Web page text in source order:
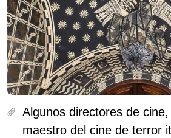
Algunos directores de cine,
maestro del cine de terror